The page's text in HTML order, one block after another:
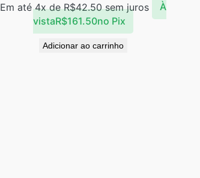
Em até 4x deR$42.50sem juros
À
vistaR$161.50no Pix
Adicionar ao carrinho